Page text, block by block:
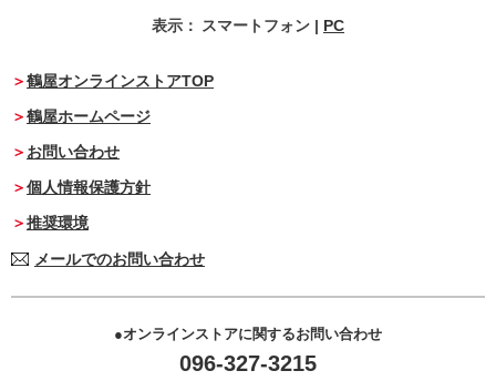
表示： スマートフォン | PC
鶴屋オンラインストアTOP
鶴屋ホームページ
お問い合わせ
個人情報保護方針
推奨環境
メールでのお問い合わせ
オンラインストアに関するお問い合わせ
096-327-3215